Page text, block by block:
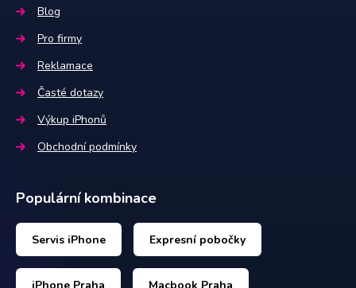
Blog
Pro firmy
Reklamace
Časté dotazy
Výkup iPhonů
Obchodní podmínky
Populární kombinace
Servis iPhone Expresní pobočky
iPhone Praha Macbook Praha